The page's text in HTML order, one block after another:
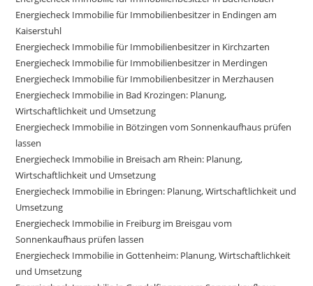
Energiecheck Immobilie für Immobilienbesitzer in Endingen am
Kaiserstuhl
Energiecheck Immobilie für Immobilienbesitzer in Kirchzarten
Energiecheck Immobilie für Immobilienbesitzer in Merdingen
Energiecheck Immobilie für Immobilienbesitzer in Merzhausen
Energiecheck Immobilie in Bad Krozingen: Planung,
Wirtschaftlichkeit und Umsetzung
Energiecheck Immobilie in Bötzingen vom Sonnenkaufhaus prüfen
lassen
Energiecheck Immobilie in Breisach am Rhein: Planung,
Wirtschaftlichkeit und Umsetzung
Energiecheck Immobilie in Ebringen: Planung, Wirtschaftlichkeit und
Umsetzung
Energiecheck Immobilie in Freiburg im Breisgau vom
Sonnenkaufhaus prüfen lassen
Energiecheck Immobilie in Gottenheim: Planung, Wirtschaftlichkeit
und Umsetzung